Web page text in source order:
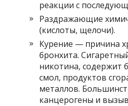
реакции с
Раздражающие
(кислоты, щелочи).
Курение — причина
бронхита.
никотина, содержит
смол, продуктов
металлов.
канцерогены и